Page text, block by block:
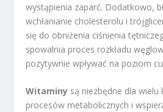
wystąpienia zaparć. Dodatkowo,
wchłanianie cholesterolu i
się do obniżenia ciśnienia
spowalnia proces rozkładu
pozytywnie wpływać na poziom
Witaminy są niezbędne dla wielu
procesów metabolicznych i